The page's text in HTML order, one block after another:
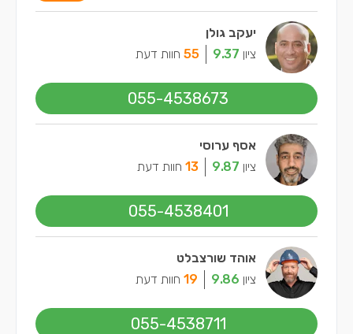
יעקב גולן
ציון 9.37
55 חוות דעת
055-4538673
אסף ערוסי
ציון 9.87
13 חוות דעת
055-4538401
אוהד שורצבלט
ציון 9.86
19 חוות דעת
055-4538711